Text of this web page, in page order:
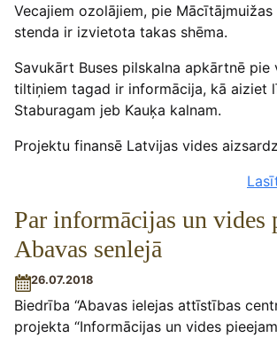
Vecajiem ozolājiem, pie
stenda ir izvietota takas shēma.
Savukārt Buses pilskalna apkārtnē pie
tiltiņiem tagad ir informācija, kā aiziet
Staburagam jeb Kauķa kalnam.
Projektu finansē Latvijas vides
Par informācijas un vides
Abavas senlejā
26.07.2018
Biedrība “Abavas ielejas attīstības
projekta “Informācijas un vides